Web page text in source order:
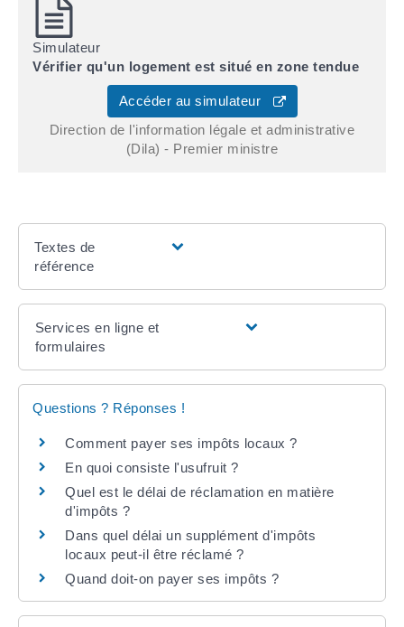
Simulateur
Vérifier qu'un logement est situé en zone tendue
Accéder au simulateur
Direction de l'information légale et administrative
(Dila) - Premier ministre
Textes de
référence
Services en ligne et
formulaires
Questions ? Réponses !
Comment payer ses impôts locaux ?
En quoi consiste l'usufruit ?
Quel est le délai de réclamation en matière
d'impôts ?
Dans quel délai un supplément d'impôts
locaux peut-il être réclamé ?
Quand doit-on payer ses impôts ?